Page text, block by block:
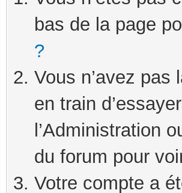
bas de la page
?
Vous n’avez pas
en train
l’Administration
du forum pour
Votre compte a